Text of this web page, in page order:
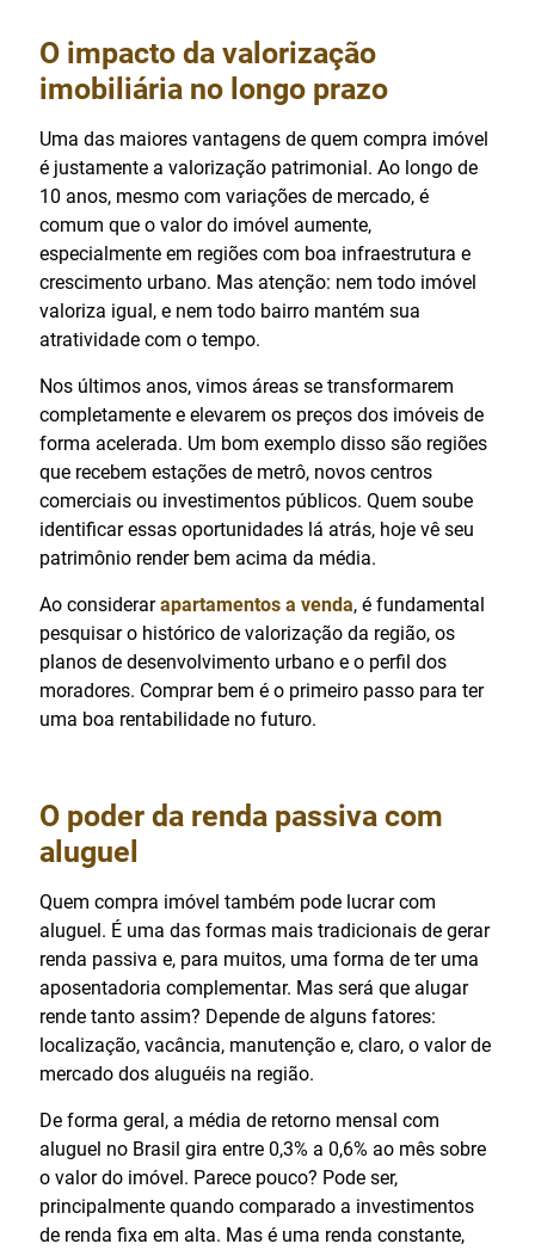
O impacto da valorização
imobiliária no longo prazo
Uma das maiores vantagens de quem compra imóvel
é justamente a valorização patrimonial. Ao longo de
10 anos, mesmo com variações de mercado, é
comum que o valor do imóvel aumente,
especialmente em regiões com boa infraestrutura e
crescimento urbano. Mas atenção: nem todo imóvel
valoriza igual, e nem todo bairro mantém sua
atratividade com o tempo.
Nos últimos anos, vimos áreas se transformarem
completamente e elevarem os preços dos imóveis de
forma acelerada. Um bom exemplo disso são regiões
que recebem estações de metrô, novos centros
comerciais ou investimentos públicos. Quem soube
identificar essas oportunidades lá atrás, hoje vê seu
patrimônio render bem acima da média.
Ao considerarapartamentos a venda, é fundamental
pesquisar o histórico de valorização da região, os
planos de desenvolvimento urbano e o perfil dos
moradores. Comprar bem é o primeiro passo para ter
uma boa rentabilidade no futuro.
O poder da renda passiva com
aluguel
Quem compra imóvel também pode lucrar com
aluguel. É uma das formas mais tradicionais de gerar
renda passiva e, para muitos, uma forma de ter uma
aposentadoria complementar. Mas será que alugar
rende tanto assim? Depende de alguns fatores:
localização, vacância, manutenção e, claro, o valor de
mercado dos aluguéis na região.
De forma geral, a média de retorno mensal com
aluguel no Brasil gira entre 0,3% a 0,6% ao mês sobre
o valor do imóvel. Parece pouco? Pode ser,
principalmente quando comparado a investimentos
de renda fixa em alta. Mas é uma renda constante,